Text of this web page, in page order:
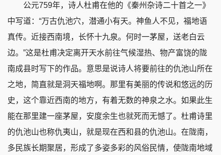
公元759年，诗人杜甫在他的《秦州杂诗二十首之一》
中写道：“万古仇池穴，潜通小有天。神鱼人不见，福地语
真传。近接西南境，长怀十九泉。何时一茅屋，送老白云
边。”这是杜甫决定离开天水前往气候湿热、物产富饶的陇
南成县时写下的作品。意思是说诗人将要前往的仇池山所在
之地，简直就是洞天福地啊。那里有美丽的传说和悠远的历
史，这个靠近西南的地方，有着无数的神泉之水。如果此生
能在那里建一座茅屋，安度余生也就死而无憾了。杜甫诗里
的仇池山也称仇夷山，就是现在西和县的仇池山。在陇南，
多民族长期聚居，形成了多姿多彩的风俗民情，使陇南地域